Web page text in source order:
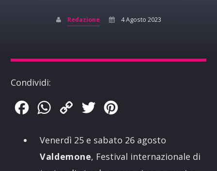
Redazione 4 Agosto 2023
Condividi:
FacebookWhatsApp
Copy
Twitter
Venerdì 25 e sabato 26 agosto
Valdemone, Festival internazionale di